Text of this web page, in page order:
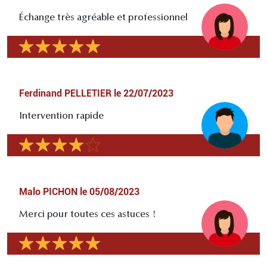
Échange très agréable et professionnel
Ferdinand PELLETIER le 22/07/2023
Intervention rapide
Malo PICHON le 05/08/2023
Merci pour toutes ces astuces !